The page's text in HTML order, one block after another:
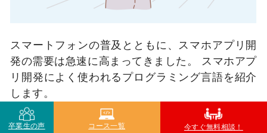
スマートフォンの普及とともに、スマホアプリ開
発の需要は急速に高まってきました。 スマホアプ
リ開発によく使われるプログラミング言語を紹介
します。
卒業生の声 コース一覧 今すぐ無料相談！